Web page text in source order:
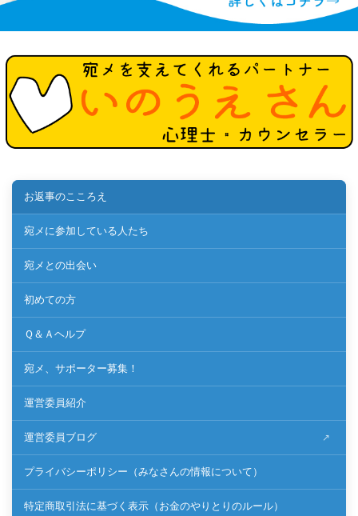
お返事のこころえ
宛メに参加している人たち
宛メとの出会い
初めての方
Ｑ＆Ａヘルプ
宛メ、サポーター募集！
運営委員紹介
運営委員ブログ
プライバシーポリシー（みなさんの情報について）
特定商取引法に基づく表示（お金のやりとりのルール）